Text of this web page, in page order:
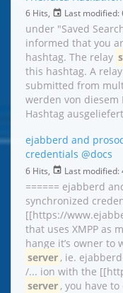
6 Hits, Last modified:
under "Saved
informed that you
hashtag. The relay
this hashtag. A relay
submitted from
werden von diesem
Hashtag
ejabberd and
credentials @docs
6 Hits, Last modified:
====== ejabberd
synchronized
[[https://
that uses XMPP as
hange it’s owner
server , ie.
/... ion with the
server , you have